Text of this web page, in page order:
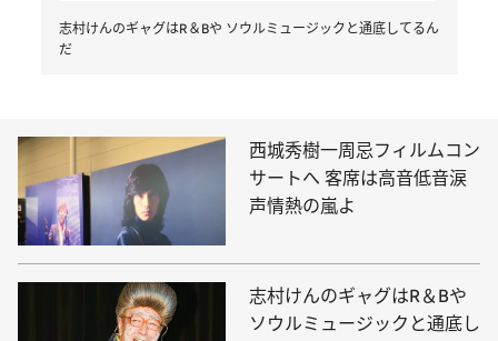
志村けんのギャグはR＆Bや ソウルミュージックと通底してるん
だ
西城秀樹一周忌フィルムコン
サートへ 客席は高音低音涙
声情熱の嵐よ
志村けんのギャグはR＆Bや
ソウルミュージックと通底し